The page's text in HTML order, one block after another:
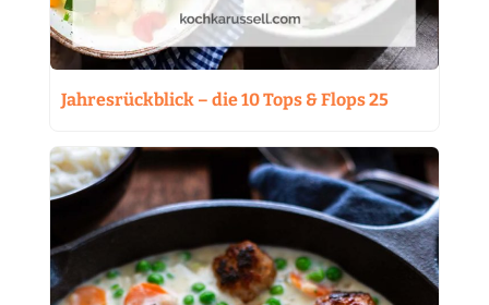
Jahresrückblick – die 10 Tops & Flops 25